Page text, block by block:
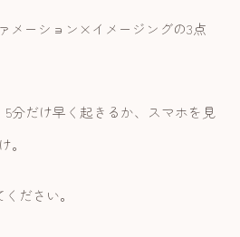
メーション×イメージングの3点
分だけ早く起きるか、スマホを見
。
ださい。